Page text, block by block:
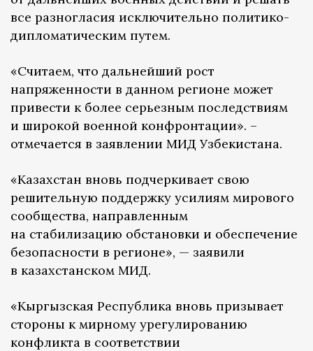
все разногласия исключительно политико-
дипломатическим путем.
«Считаем, что дальнейший рост
напряженности в данном регионе может
привести к более серьезным последствиям
и широкой военной конфронтации». –
отмечается в заявлении МИД Узбекистана.
«Казахстан вновь подчеркивает свою
решительную поддержку усилиям мирового
сообщества, направленным
на стабилизацию обстановки и обеспечение
безопасности в регионе», — заявили
в казахстанском МИД.
«Кыргызская Республика вновь призывает
стороны к мирному урегулированию
конфликта в соответствии